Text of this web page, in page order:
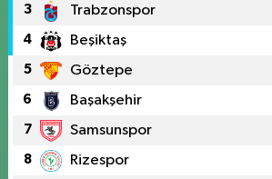
3 Trabzonspor
4 Beşiktaş
5 Göztepe
6 Başakşehir
7 Samsunspor
8 Rizespor